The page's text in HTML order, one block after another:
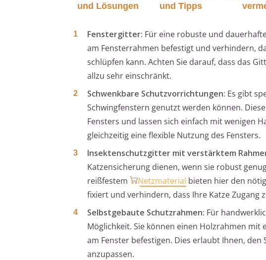
und Lösungen
und Tipps
Fenstergitter: Für eine robuste und
am Fensterrahmen befestigt und verhindern,
schlüpfen kann. Achten Sie darauf, dass das
allzu sehr einschränkt.
Schwenkbare Schutzvorrichtungen: Es gibt
Schwingfenstern genutzt werden können.
Fensters und lassen sich einfach mit wenigen
gleichzeitig eine flexible Nutzung des Fensters.
Insektenschutzgitter mit verstärktem
Katzensicherung dienen, wenn sie robust
reißfestem
Netzmaterial bieten hier den
fixiert und verhindern, dass Ihre Katze Zugang
Selbstgebaute Schutzrahmen: Für
Möglichkeit. Sie können einen Holzrahmen
am Fenster befestigen. Dies erlaubt Ihnen,
anzupassen.